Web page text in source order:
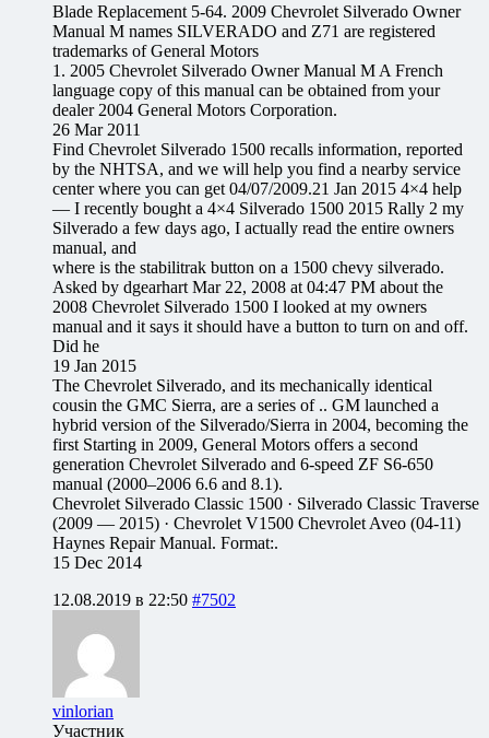
Blade Replacement 5-64. 2009 Chevrolet Silverado Owner
Manual M names SILVERADO and Z71 are registered
trademarks of General Motors
1. 2005 Chevrolet Silverado Owner Manual M A French
language copy of this manual can be obtained from your
dealer 2004 General Motors Corporation.
26 Mar 2011
Find Chevrolet Silverado 1500 recalls information, reported
by the NHTSA, and we will help you find a nearby service
center where you can get 04/07/2009.21 Jan 2015 4×4 help
— I recently bought a 4×4 Silverado 1500 2015 Rally 2 my
Silverado a few days ago, I actually read the entire owners
manual, and
where is the stabilitrak button on a 1500 chevy silverado.
Asked by dgearhart Mar 22, 2008 at 04:47 PM about the
2008 Chevrolet Silverado 1500 I looked at my owners
manual and it says it should have a button to turn on and off.
Did he
19 Jan 2015
The Chevrolet Silverado, and its mechanically identical
cousin the GMC Sierra, are a series of .. GM launched a
hybrid version of the Silverado/Sierra in 2004, becoming the
first Starting in 2009, General Motors offers a second
generation Chevrolet Silverado and 6-speed ZF S6-650
manual (2000–2006 6.6 and 8.1).
Chevrolet Silverado Classic 1500 · Silverado Classic Traverse
(2009 — 2015) · Chevrolet V1500 Chevrolet Aveo (04-11)
Haynes Repair Manual. Format:.
15 Dec 2014
12.08.2019 в 22:50 #7502
vinlorian
Участник